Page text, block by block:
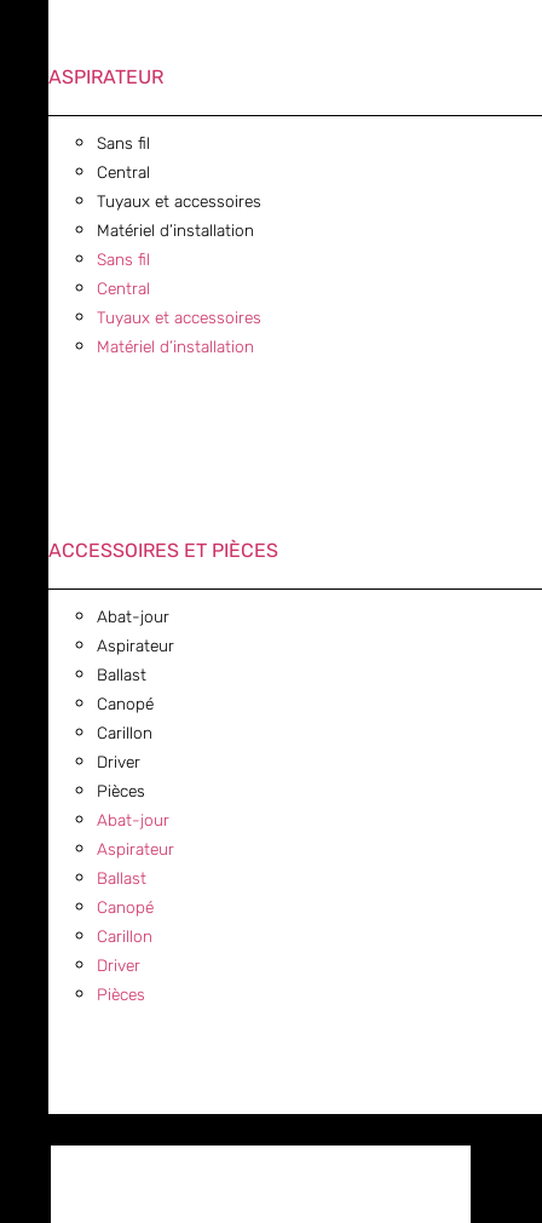
ASPIRATEUR
Sans fil
Central
Tuyaux et accessoires
Matériel d’installation
Sans fil
Central
Tuyaux et accessoires
Matériel d’installation
ACCESSOIRES ET PIÈCES
Abat-jour
Aspirateur
Ballast
Canopé
Carillon
Driver
Pièces
Abat-jour
Aspirateur
Ballast
Canopé
Carillon
Driver
Pièces